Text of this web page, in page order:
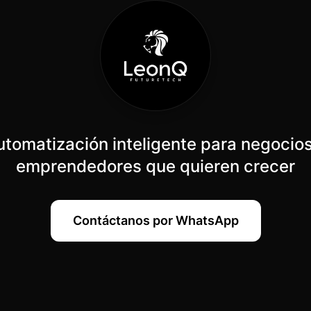
inteligente para
emprendedores que quieren crecer
Contáctanos por WhatsApp